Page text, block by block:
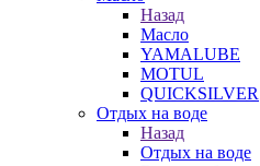
Назад
Масло
YAMALUBE
MOTUL
QUICKSILVER
Отдых на воде
Назад
Отдых на воде